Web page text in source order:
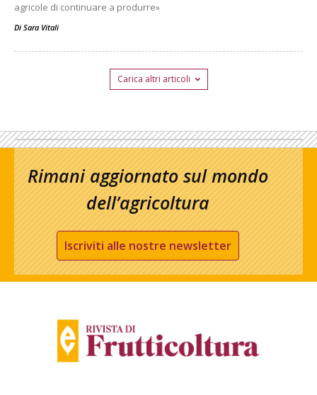
agricole di continuare a produrre»
Di Sara Vitali
Carica altri articoli
Rimani aggiornato sul mondo
dell’agricoltura
Iscriviti alle nostre newsletter